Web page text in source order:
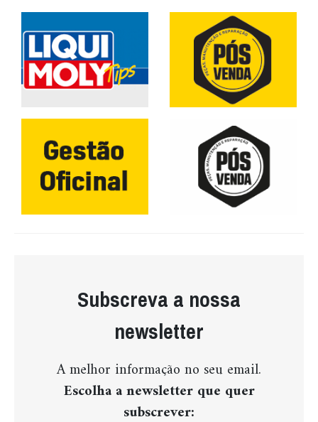
Subscreva a nossa
newsletter
A melhor informação no seu email.
Escolha a newsletter que quer
subscrever: